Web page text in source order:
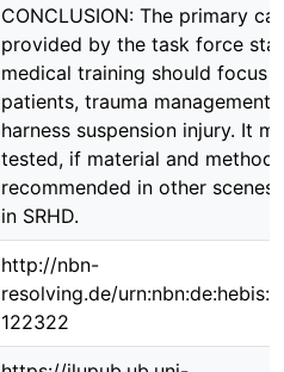
CONCLUSION: The primary
provided by the task force
medical training should focus
patients, trauma management
harness suspension injury. It
tested, if material and
recommended in other
in SRHD.
http://nbn-
resolving.de/
122322